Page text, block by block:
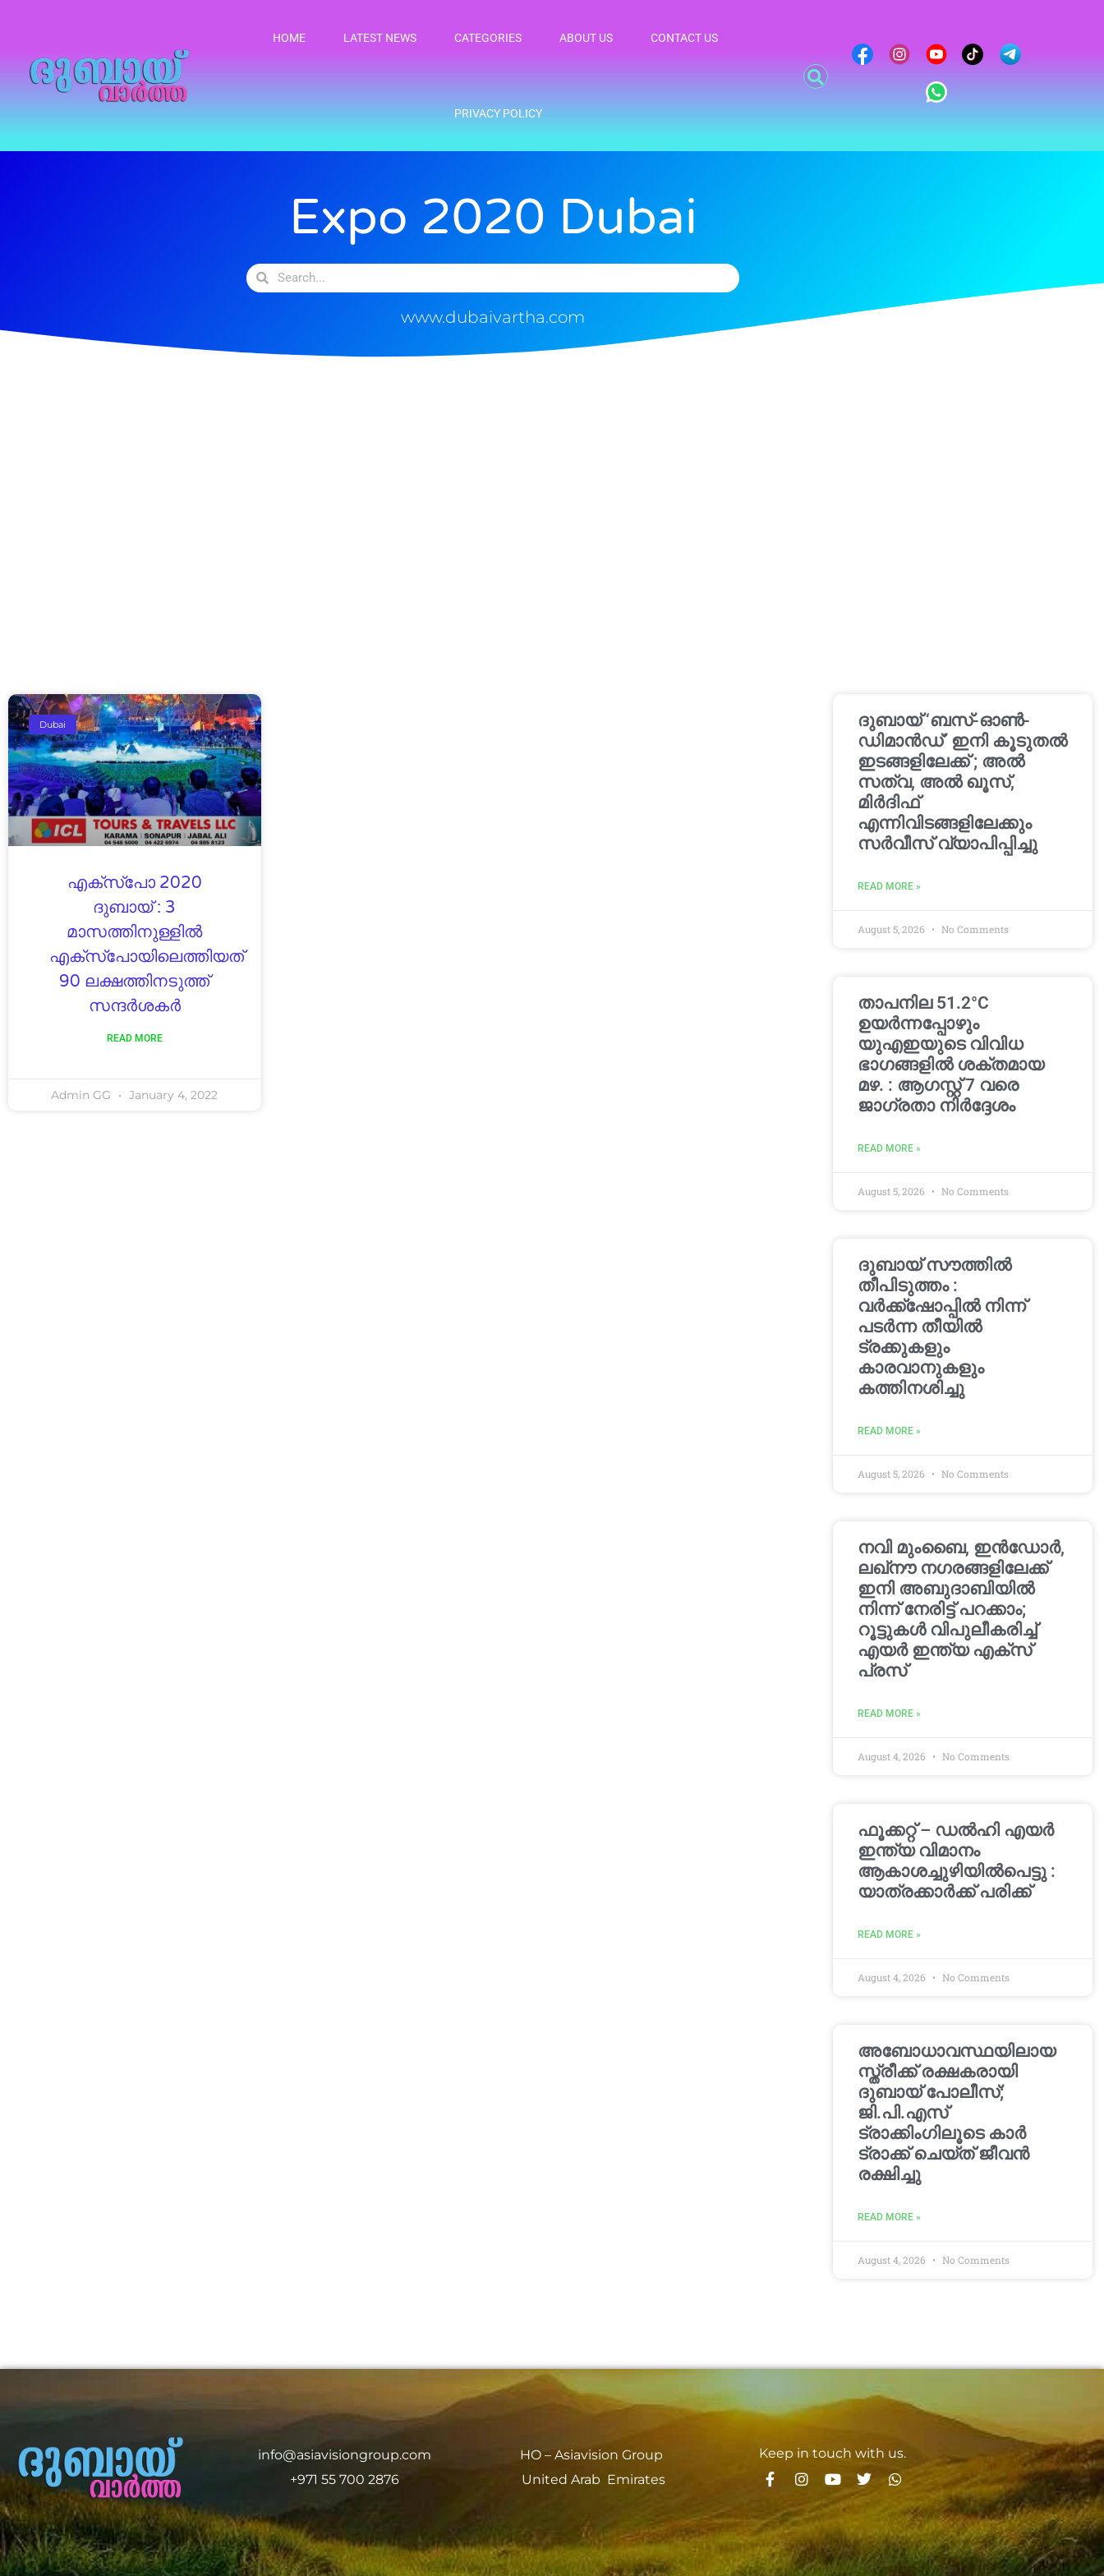
HOME LATEST NEWS CATEGORIES ABOUT US CONTACT US
PRIVACY POLICY
Expo 2020 Dubai
www.dubaivartha.com
Dubai
എക്‌സ്‌പോ 2020
ദുബായ് : 3
മാസത്തിനുള്ളിൽ
എക്സ്പോയിലെത്തിയത്
90 ലക്ഷത്തിനടുത്ത്
സന്ദർശകർ
READ MORE
Admin GG January 4, 2022
ദുബായ് ‘ബസ്-ഓൺ-
ഡിമാൻഡ്’ ഇനി കൂടുതൽ
ഇടങ്ങളിലേക്ക് ; അൽ
സത്വ, അൽ ഖൂസ്,
മിർദിഫ്
എന്നിവിടങ്ങളിലേക്കും
സർവീസ് വ്യാപിപ്പിച്ചു
READ MORE »
August 5, 2026 No Comments
താപനില 51.2°C
ഉയർന്നപ്പോഴും
യുഎഇയുടെ വിവിധ
ഭാഗങ്ങളിൽ ശക്തമായ
മഴ. : ആഗസ്റ്റ് 7 വരെ
ജാഗ്രതാ നിർദ്ദേശം
READ MORE »
August 5, 2026 No Comments
ദുബായ് സൗത്തിൽ
തീപിടുത്തം :
വർക്ക്‌ഷോപ്പിൽ നിന്ന്
പടർന്ന തീയിൽ
ട്രക്കുകളും
കാരവാനുകളും
കത്തിനശിച്ചു
READ MORE »
August 5, 2026 No Comments
നവി മുംബൈ, ഇൻഡോർ,
ലഖ്നൗ നഗരങ്ങളിലേക്ക്
ഇനി അബുദാബിയിൽ
നിന്ന് നേരിട്ട് പറക്കാം;
റൂട്ടുകൾ വിപുലീകരിച്ച്
എയർ ഇന്ത്യ എക്സ്
പ്രസ്
READ MORE »
August 4, 2026 No Comments
ഫൂക്കറ്റ് – ഡൽഹി എയര്‍
ഇന്ത്യ വിമാനം
ആകാശച്ചുഴിയില്‍പെട്ടു :
യാത്രക്കാര്‍ക്ക് പരിക്ക്
READ MORE »
August 4, 2026 No Comments
അബോധാവസ്ഥയിലായ
സ്ത്രീക്ക് രക്ഷകരായി
ദുബായ് പോലീസ്;
ജി.പി.എസ്
ട്രാക്കിംഗിലൂടെ കാർ
ട്രാക്ക് ചെയ്ത് ജീവൻ
രക്ഷിച്ചു
READ MORE »
August 4, 2026 No Comments
info@asiavisiongroup.com
+971 55 700 2876
HO – Asiavision Group
United Arab Emirates
Keep in touch with us.